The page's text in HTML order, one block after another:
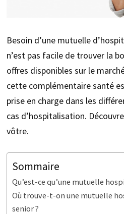
Besoin d’une mutuelle
n’est pas facile de trouver la
offres disponibles sur le
cette complémentaire santé
prise en charge dans les
cas d’hospitalisation.
vôtre.
Sommaire
Qu’est-ce qu’une mutuelle
Où trouve-t-on une mutuelle
senior ?